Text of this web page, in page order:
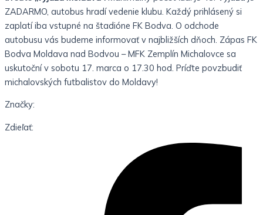
ZADARMO, autobus hradí vedenie klubu. Každý prihlásený si
zaplatí iba vstupné na štadióne FK Bodva. O odchode
autobusu vás budeme informovať v najbližších dňoch. Zápas FK
Bodva Moldava nad Bodvou – MFK Zemplín Michalovce sa
uskutoční v sobotu 17. marca o 17.30 hod. Príďte povzbudiť
michalovských futbalistov do Moldavy!
Značky:
Zdieľať: